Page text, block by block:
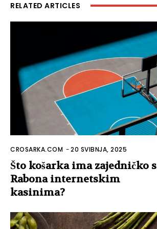
RELATED ARTICLES
CROSARKA.COM -20 SVIBNJA, 2025
Što košarka ima zajedničko s
Rabona internetskim
kasinima?